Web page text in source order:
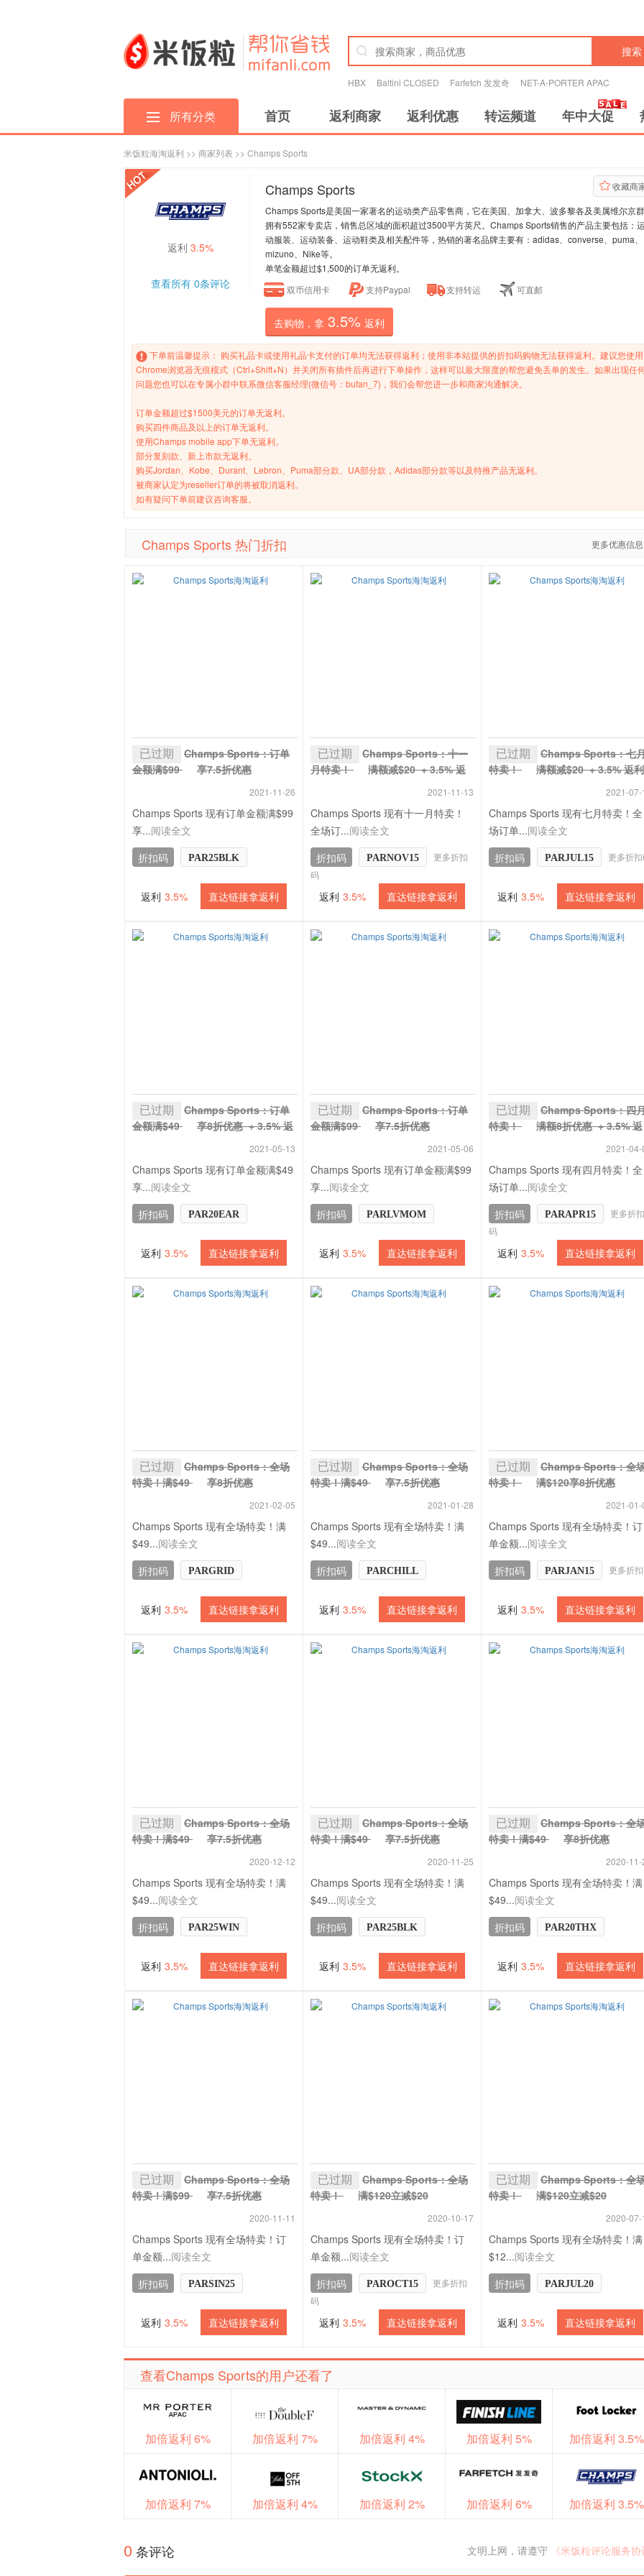
搜索
HBX Baltini CLOSED Farfetch 发发奇 NET-A-PORTER APAC
所有分类 首页 返利商家 返利优惠 转运频道 年中大促
米饭粒海淘返利 >> 商家列表 >> Champs Sports
收藏商
返利 3.5%
查看所有 0条评论
Champs Sports
Champs Sports是美国一家著名的运动类产品零售商，它在美国、加拿大、波多黎各及美属维尔京
拥有552家专卖店，销售总区域的面积超过3500平方英尺。Champs Sports销售的产品主要包括：
动服装、运动装备、运动鞋类及相关配件等，热销的著名品牌主要有：adidas、converse、puma、
mizuno、Nike等。
单笔金额超过$1,500的订单无返利。
双币信用卡
支持Paypal 支持转运 可直邮
去购物，拿 3.5% 返利
下单前温馨提示： 购买礼品卡或使用礼品卡支付的订单均无法获得返利；使用非本站提供的折扣码购物无法获得返利。建议您使用
Chrome浏览器无痕模式（Ctrl+Shift+N）并关闭所有插件后再进行下单操作，这样可以最大限度的帮您避免丢单的发生。如果出现任
问题您也可以在专属小群中联系微信客服经理(微信号：bufan_7)，我们会帮您进一步和商家沟通解决。
订单金额超过$1500美元的订单无返利。
购买四件商品及以上的订单无返利。
使用Champs mobile app下单无返利。
部分复刻款、新上市款无返利。
购买Jordan、Kobe、Durant、Lebron、Puma部分款、UA部分款，Adidas部分款等以及特推产品无返利。
被商家认定为reseller订单的将被取消返利。
如有疑问下单前建议咨询客服。
Champs Sports 热门折扣 更多优惠信
已过期
Champs Sports：订单
金额满$99
享7.5折优惠
2021-11-26
Champs Sports 现有订单金额满$99
享...阅读全文
折扣码
PAR25BLK
返利 3.5% 直达链接拿返利
已过期
Champs Sports：十一
月特卖！
满额减$20 + 3.5% 返
2021-11-13
Champs Sports 现有十一月特卖！
全场订...阅读全文
折扣码
PARNOV15
更多折扣
码
返利 3.5% 直达链接拿返利
已过期
Champs Sports：七
特卖！
满额减$20 + 3.5% 返利
2021-07-
Champs Sports 现有七月特卖！全
场订单...阅读全文
折扣码
PARJUL15 更多折
返利 3.5% 直达链接拿返利
已过期
Champs Sports：订单
金额满$49
享8折优惠 + 3.5% 返
2021-05-13
Champs Sports 现有订单金额满$49
享...阅读全文
折扣码
PAR20EAR
返利 3.5% 直达链接拿返利
已过期
Champs Sports：订单
金额满$99
享7.5折优惠
2021-05-06
Champs Sports 现有订单金额满$99
享...阅读全文
折扣码
PARLVMOM
返利 3.5% 直达链接拿返利
已过期
Champs Sports：四
特卖！
满额8折优惠 + 3.5% 返
2021-04-
Champs Sports 现有四月特卖！全
场订单...阅读全文
折扣码
PARAPR15
更多折扣
码
返利 3.5% 直达链接拿返利
已过期
Champs Sports：全场
特卖！满$49
享8折优惠
2021-02-05
Champs Sports 现有全场特卖！满
$49...阅读全文
折扣码
PARGRID
返利 3.5% 直达链接拿返利
已过期
Champs Sports：全场
特卖！满$49
享7.5折优惠
2021-01-28
Champs Sports 现有全场特卖！满
$49...阅读全文
折扣码
PARCHILL
返利 3.5% 直达链接拿返利
已过期
Champs Sports：全
特卖！
满$120享8折优惠
2021-01-
Champs Sports 现有全场特卖！订
单金额...阅读全文
折扣码
PARJAN15 更多折
返利 3.5% 直达链接拿返利
已过期
Champs Sports：全场
特卖！满$49
享7.5折优惠
2020-12-12
Champs Sports 现有全场特卖！满
$49...阅读全文
折扣码
PAR25WIN
返利 3.5% 直达链接拿返利
已过期
Champs Sports：全场
特卖！满$49
享7.5折优惠
2020-11-25
Champs Sports 现有全场特卖！满
$49...阅读全文
折扣码
PAR25BLK
返利 3.5% 直达链接拿返利
已过期
Champs Sports：全
特卖！满$49
享8折优惠
2020-11-
Champs Sports 现有全场特卖！满
$49...阅读全文
折扣码
PAR20THX
返利 3.5% 直达链接拿返利
已过期
Champs Sports：全场
特卖！满$99
享7.5折优惠
2020-11-11
Champs Sports 现有全场特卖！订
单金额...阅读全文
折扣码
PARSIN25
返利 3.5% 直达链接拿返利
已过期
Champs Sports：全场
特卖！
满$120立减$20
2020-10-17
Champs Sports 现有全场特卖！订
单金额...阅读全文
折扣码
PAROCT15
更多折扣
码
返利 3.5% 直达链接拿返利
已过期
Champs Sports：全
特卖！
满$120立减$20
2020-07-
Champs Sports 现有全场特卖！满
$12...阅读全文
折扣码
PARJUL20
返利 3.5% 直达链接拿返利
查看Champs Sports的用户还看了
加倍返利 6%
加倍返利 7%
加倍返利 7%
加倍返利 4%
加倍返利 4%
加倍返利 2%
加倍返利 5%
加倍返利 6%
加倍返利 3.5%
加倍返利 3.5%
0 条评论 文明上网，请遵守 《米饭粒评论服务